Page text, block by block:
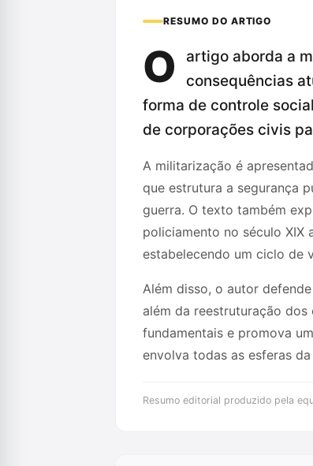
RESUMO DO ARTIGO
O
artigo aborda a
consequências
forma de controle
de corporações civis
A militarização é
que estrutura a segurança
guerra. O texto também
policiamento no século XIX
estabelecendo um ciclo de
Além disso, o autor
além da reestruturação
fundamentais e promova
envolva todas as esferas
Resumo editorial produzido pela